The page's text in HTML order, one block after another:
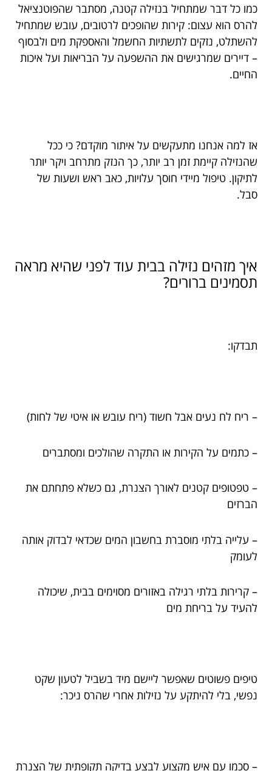
כמו כל דבר שמתחיל בנזילה קטנה, מסתבר שהפוטנציאל
להרס הוא עצום: קירות שהופכים לרטובים, עובש שמתחיל
להשתלט, נזקים לתשתיות החשמל והאספקת מים ולבסוף
– דיירים שמרגישים את ההשפעה על הבריאות ועל איכות
החיים.
אז למה אנחנו מתעקשים על איתור מוקדם? כי ככל
שהנזילה קיימת זמן רב יותר, כך הנזק מתרחב ויקר יותר
לתיקון. טיפול מיידי חוסך עלויות, כאב ראש ושעות של
סבל.
איך מזהים נזילה בבית עוד לפני שהיא מראה
תסמינים ברורים?
תבדקו:
– ריח לח נעים אבל חשוד (ריח עובש או איטי של לחות)
– כתמים על הקירות או התקרה שהולכים ומסתברים
– טפטופים קטנים לאורך הצנרת, גם כשלא פתחתם את
הברזים
– עלייה בלתי מוסברת בחשבון המים שכדאי לבדוק אותה
לעומק
– קרירות בלתי רגילה באזורים מסוימים בבית, שיכולה
להעיד על בריחת מים
טיפים פשוטים שאפשר ליישם מיד בשביל לטעון שקט
נפשי, בלי להיתקע על נזילות אחרי שהרס ניכר:
– סכמו עם איש מקצוע לבצע בדיקה תקופתית של הצנרת